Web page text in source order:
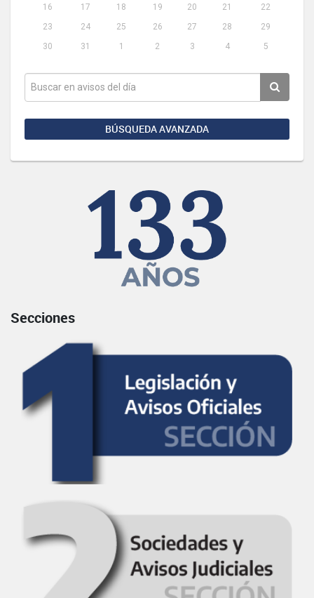
16
17 18 19 20 21
22
23
24 25 26 27 28
29
30
31 1 2 3 4 5
BÚSQUEDA AVANZADA
Secciones